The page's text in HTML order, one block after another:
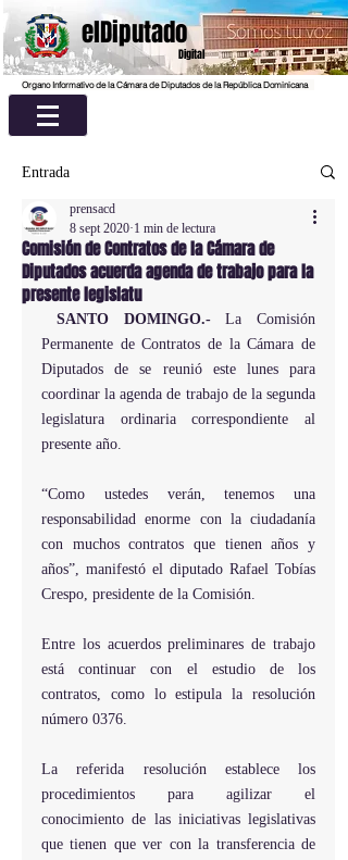
elDiputado
Digital
Organo Informativo de la Cámara de Diputados de la República Dominicana
Entrada
Comisión de Contratos de la Cámara de
Diputados acuerda agenda de trabajo para la
presente legislatu
prensacd
8 sept 2020 1 min de lectura
SANTO DOMINGO.- La Comisión
Permanente de Contratos de la Cámara de
Diputados de se reunió este lunes para
coordinar la agenda de trabajo de la segunda
legislatura ordinaria correspondiente al
presente año.
“Como ustedes verán, tenemos una
responsabilidad enorme con la ciudadanía
con muchos contratos que tienen años y
años”, manifestó el diputado Rafael Tobías
Crespo, presidente de la Comisión.
Entre los acuerdos preliminares de trabajo
está continuar con el estudio de los
contratos, como lo estipula la resolución
número 0376.
La referida resolución establece los
procedimientos para agilizar el
conocimiento de las iniciativas legislativas
que tienen que ver con la transferencia de